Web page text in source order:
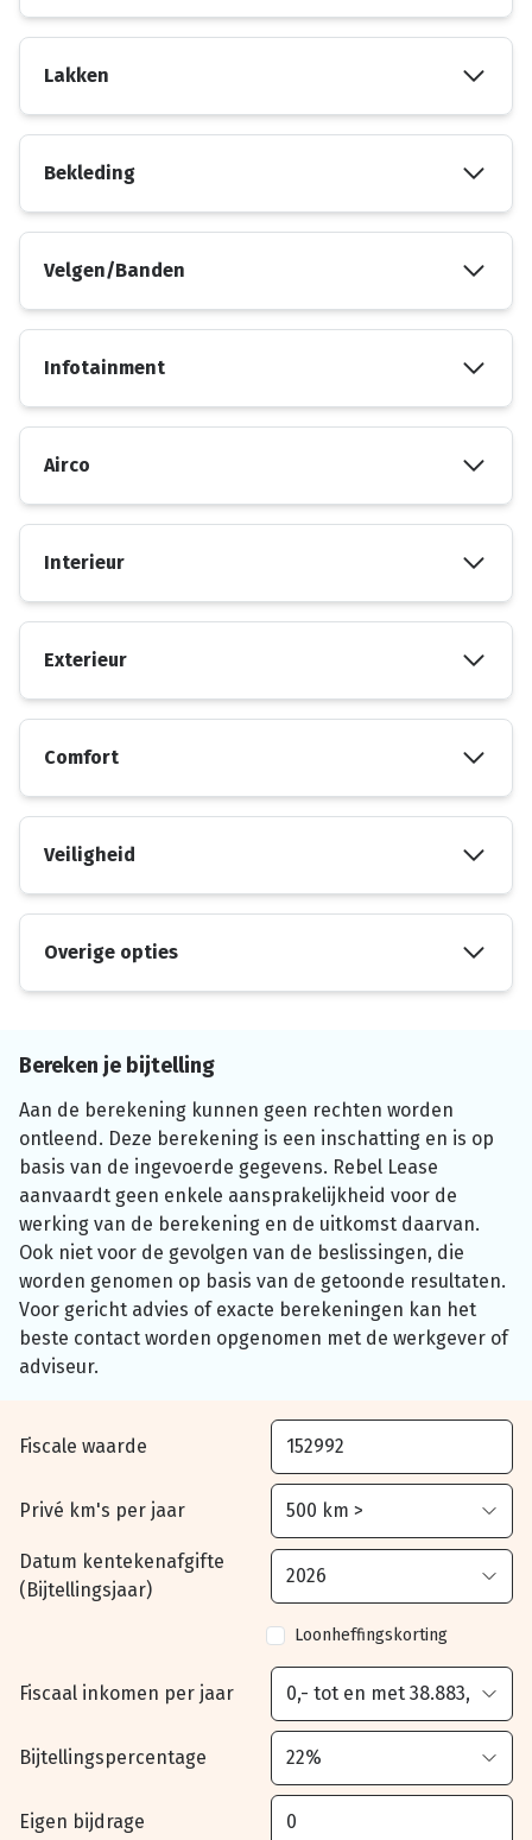
Lakken
Bekleding
Velgen/Banden
Infotainment
Airco
Interieur
Exterieur
Comfort
Veiligheid
Overige opties
Bereken je bijtelling
Aan de berekening kunnen geen rechten worden
ontleend. Deze berekening is een inschatting en is op
basis van de ingevoerde gegevens. Rebel Lease
aanvaardt geen enkele aansprakelijkheid voor de
werking van de berekening en de uitkomst daarvan.
Ook niet voor de gevolgen van de beslissingen, die
worden genomen op basis van de getoonde resultaten.
Voor gericht advies of exacte berekeningen kan het
beste contact worden opgenomen met de werkgever of
adviseur.
Fiscale waarde
Privé km's per jaar
Datum kentekenafgifte
(Bijtellingsjaar)
Loonheffingskorting
Fiscaal inkomen per jaar
Bijtellingspercentage
Eigen bijdrage